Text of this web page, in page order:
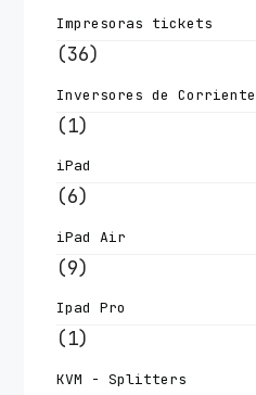
Impresoras tickets
(36)
Inversores de Corriente
(1)
iPad
(6)
iPad Air
(9)
Ipad Pro
(1)
KVM - Splitters